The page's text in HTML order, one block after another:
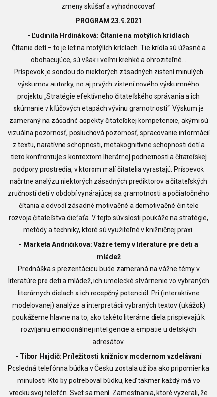
zmeny skúšať a vyhodnocovať.
PROGRAM 23.9.2021
- Ľudmila Hrdináková: Čítanie na motýlích krídlach
Čítanie detí – to je let na motýlích krídlach. Tie krídla sú úžasné a
obohacujúce, sú však i veľmi krehké a ohroziteľné...
Príspevok je sondou do niektorých zásadných zistení minulých
výskumov autorky, no aj prvých zistení nového výskumného
projektu „Stratégie efektívneho čitateľského správania a ich
skúmanie v kľúčových etapách vývinu gramotnosti“. Výskum je
zameraný na zásadné aspekty čitateľskej kompetencie, akými sú
vizuálna pozornosť, posluchová pozornosť, spracovanie informácií
z textu, naratívne schopnosti, metakognitívne schopnosti detí a
tieto konfrontuje s kontextom literárnej podnetnosti a čitateľskej
podpory prostredia, v ktorom malí čitatelia vyrastajú. Príspevok
načrtne analýzu niektorých zásadných prediktorov a čitateľských
zručností detí v období vynárajúcej sa gramotnosti a počiatočného
čítania a odvodí zásadné motivačné a demotivačné činitele
rozvoja čitateľstva dieťaťa. V tejto súvislosti poukáže na stratégie,
metódy a techniky, ktoré sú využiteľné v knižničnej praxi.
- Markéta Andričíková: Vážne témy v literatúre pre deti a
mládež
Prednáška s prezentáciou bude zameraná na vážne témy v
literatúre pre deti a mládež, ich umelecké stvárnenie vo vybraných
literárnych dielach a ich recepčný potenciál. Pri (interaktívne
modelovanej) analýze a interpretácii vybraných textov (ukážok)
poukážeme hlavne na to, ako takéto literárne diela prispievajú k
rozvíjaniu emocionálnej inteligencie a empatie u detských
adresátov.
- Tibor Hujdič: Príležitosti knižníc v modernom vzdelávaní
Posledná telefónna búdka v Česku zostala už iba ako pripomienka
minulosti. Kto by potreboval búdku, keď takmer každý má vo
vrecku svoj telefón. Svet sa mení. Zamestnania, ktoré vyzerali, že